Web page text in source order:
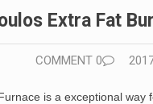
Extra Fat
0 COMMENT
is a exceptional way